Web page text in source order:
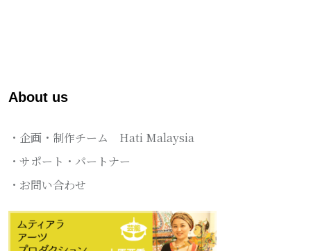
About us
・企画・制作チーム Hati Malaysia
・サポート・パートナー
・お問い合わせ